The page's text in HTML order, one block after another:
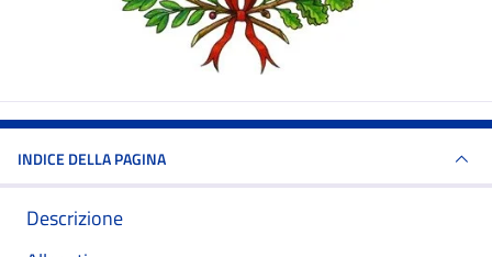
INDICE DELLA PAGINA
Descrizione